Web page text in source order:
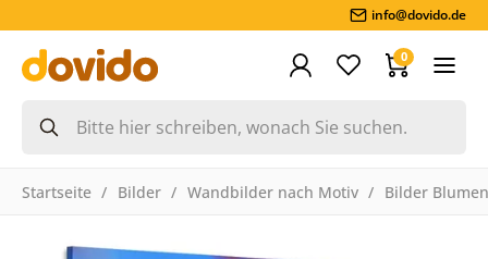
info@dovido.de
0
Startseite Bilder Wandbilder nach Motiv Bilder Blumen